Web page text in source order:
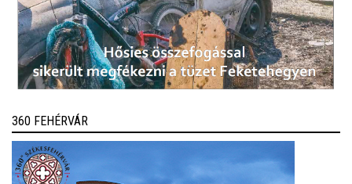
360 FEHÉRVÁR